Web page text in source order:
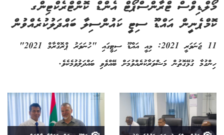
މޯލްޑިވްސް ޓްރާންސްޕޯޓް އެންޑް ކޮންޓްރެކްޓިންގ
ކޮމްޕެނީން އައްޑޫ ސިޓީ ކައުންސިލާ ބައްދަލުކުރެއްވުން
11 ޖަނަވަރީ 2021: މިއީ އައްޑޫ ސިޓީގައި "ހުނަވަރު ޕްރޮގްރާމް 2021"
ހިންގުމާ ގުޅޭގޮތުން މަޝްވަރާކުރެއްވުމަށް ބޭއްވެވި ބައްދަލުވުމެކެވެ.